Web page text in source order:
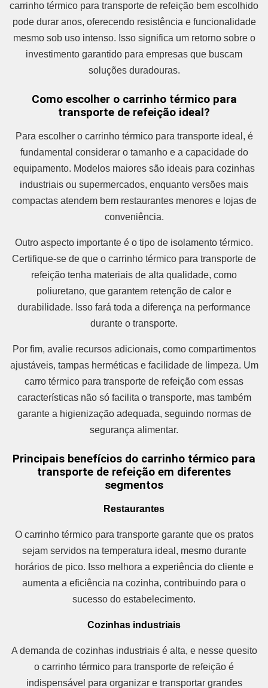
carrinho térmico para transporte de refeição bem escolhido
pode durar anos, oferecendo resistência e funcionalidade
mesmo sob uso intenso. Isso significa um retorno sobre o
investimento garantido para empresas que buscam
soluções duradouras.
Como escolher o carrinho térmico para
transporte de refeição ideal?
Para escolher o carrinho térmico para transporte ideal, é
fundamental considerar o tamanho e a capacidade do
equipamento. Modelos maiores são ideais para cozinhas
industriais ou supermercados, enquanto versões mais
compactas atendem bem restaurantes menores e lojas de
conveniência.
Outro aspecto importante é o tipo de isolamento térmico.
Certifique-se de que o carrinho térmico para transporte de
refeição tenha materiais de alta qualidade, como
poliuretano, que garantem retenção de calor e
durabilidade. Isso fará toda a diferença na performance
durante o transporte.
Por fim, avalie recursos adicionais, como compartimentos
ajustáveis, tampas herméticas e facilidade de limpeza. Um
carro térmico para transporte de refeição com essas
características não só facilita o transporte, mas também
garante a higienização adequada, seguindo normas de
segurança alimentar.
Principais benefícios do carrinho térmico para
transporte de refeição em diferentes
segmentos
Restaurantes
O carrinho térmico para transporte garante que os pratos
sejam servidos na temperatura ideal, mesmo durante
horários de pico. Isso melhora a experiência do cliente e
aumenta a eficiência na cozinha, contribuindo para o
sucesso do estabelecimento.
Cozinhas industriais
A demanda de cozinhas industriais é alta, e nesse quesito
o carrinho térmico para transporte de refeição é
indispensável para organizar e transportar grandes